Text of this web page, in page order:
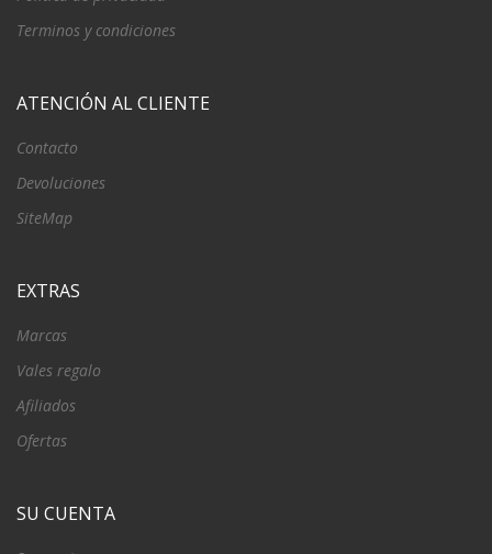
Terminos y condiciones
ATENCIÓN AL CLIENTE
Contacto
Devoluciones
SiteMap
EXTRAS
Marcas
Vales regalo
Afiliados
Ofertas
SU CUENTA